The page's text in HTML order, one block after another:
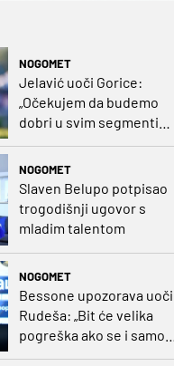
NOGOMET
Jelavić uoči Gorice:
„Očekujem da budemo
dobri u svim segmentima
NOGOMET
Slaven Belupo potpisao
trogodišnji ugovor s
mladim talentom
NOGOMET
Bessone upozorava uoči
Rudeša: „Bit će velika
pogreška ako se i samo
malo opustimo“